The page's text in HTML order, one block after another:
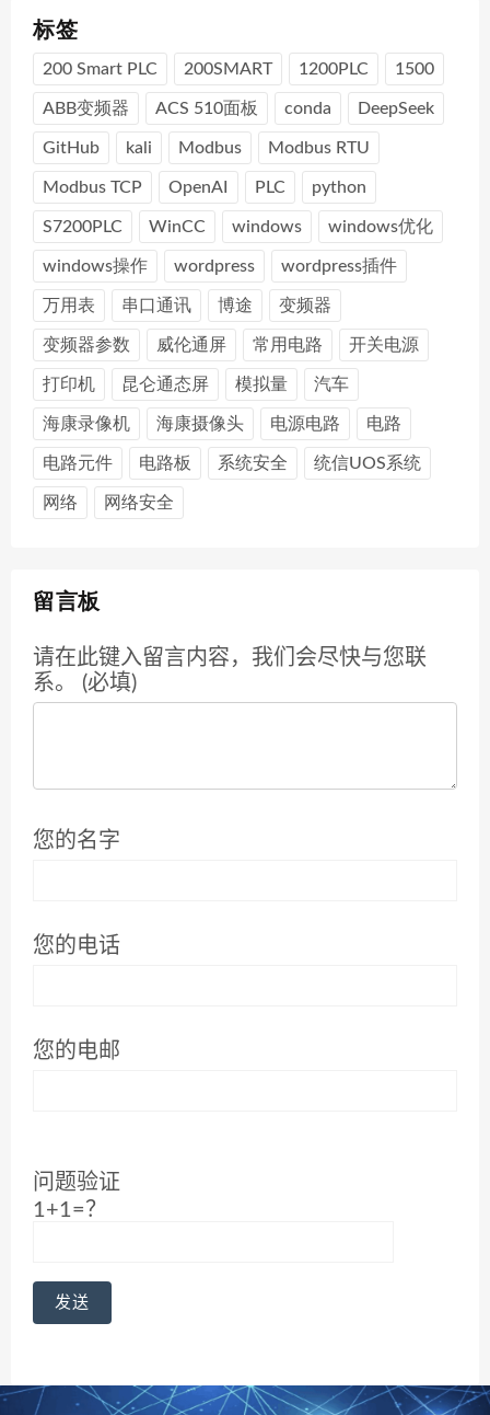
标签
200 Smart PLC 200SMART 1200PLC 1500
ABB变频器 ACS 510面板 conda DeepSeek
GitHub kali Modbus Modbus RTU
Modbus TCP OpenAI PLC python
S7200PLC WinCC windows windows优化
windows操作 wordpress wordpress插件
万用表 串口通讯 博途 变频器
变频器参数 威伦通屏 常用电路 开关电源
打印机 昆仑通态屏 模拟量 汽车
海康录像机 海康摄像头 电源电路 电路
电路元件 电路板 系统安全 统信UOS系统
网络 网络安全
留言板
请在此键入留言内容，我们会尽快与您联
系。 (必填)
您的名字
您的电话
您的电邮
问题验证
1+1=？